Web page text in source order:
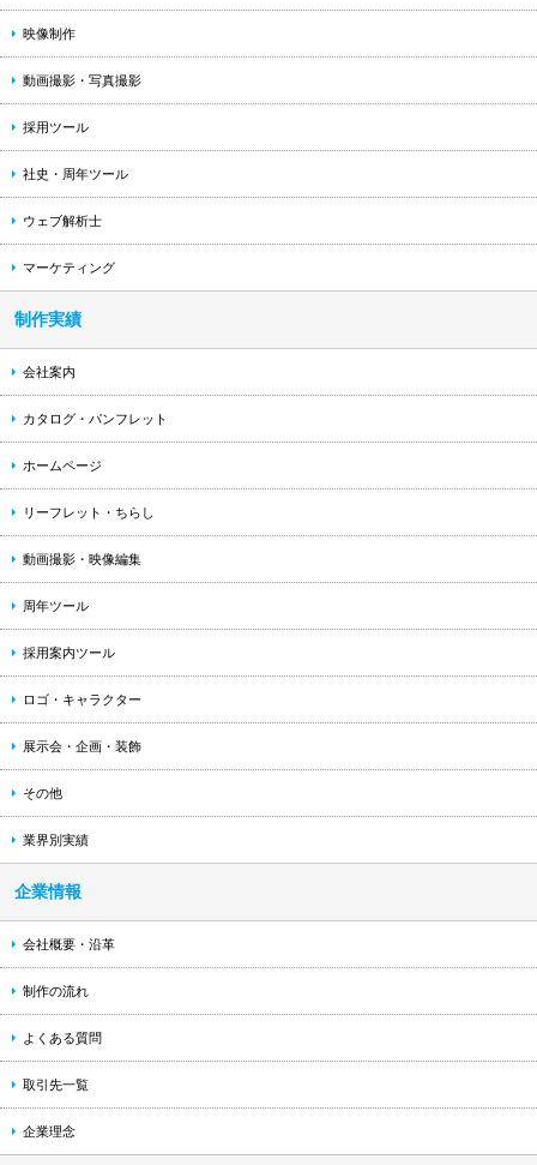
映像制作
動画撮影・写真撮影
採用ツール
社史・周年ツール
ウェブ解析士
マーケティング
制作実績
会社案内
カタログ・パンフレット
ホームページ
リーフレット・ちらし
動画撮影・映像編集
周年ツール
採用案内ツール
ロゴ・キャラクター
展示会・企画・装飾
その他
業界別実績
企業情報
会社概要・沿革
制作の流れ
よくある質問
取引先一覧
企業理念